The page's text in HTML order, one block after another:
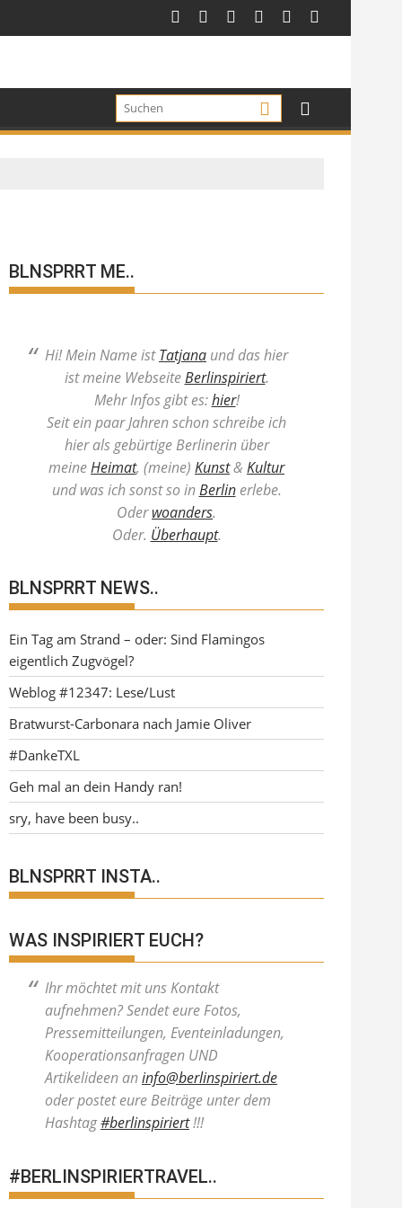
BLNSPRRT ME..
Hi! Mein Name istTatjana und das hier
ist meine WebseiteBerlinspiriert.
Mehr Infos gibt es:hier!
Seit ein paar Jahren schon schreibe ich
hier als gebürtige Berlinerin über
meineHeimat, (meine) Kunst& Kultur
und was ich sonst so inBerlinerlebe.
Oderwoanders.
Oder. Überhaupt.
BLNSPRRT NEWS..
Ein Tag am Strand – oder: Sind Flamingos
eigentlich Zugvögel?
Weblog #12347: Lese/Lust
Bratwurst-Carbonara nach Jamie Oliver
#DankeTXL
Geh mal an dein Handy ran!
sry, have been busy..
BLNSPRRT INSTA..
WAS INSPIRIERT EUCH?
Ihr möchtet mit uns Kontakt
aufnehmen? Sendet eure Fotos,
Pressemitteilungen, Eventeinladungen,
Kooperationsanfragen UND
Artikelideen aninfo@berlinspiriert.de
oder postet eure Beiträge unter dem
Hashtag#berlinspiriert!!!
#BERLINSPIRIERTRAVEL..